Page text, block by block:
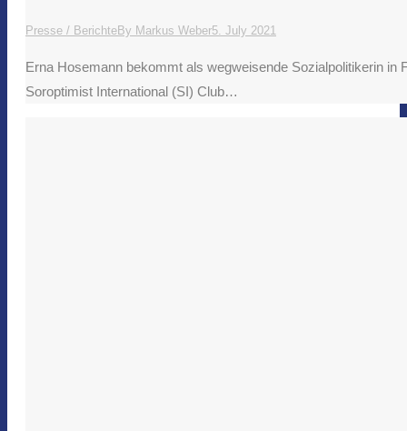
Presse / BerichteBy Markus Weber5. July 2021
Erna Hosemann bekommt als wegweisende Sozialpolitikerin in
Soroptimist International (SI) Club…